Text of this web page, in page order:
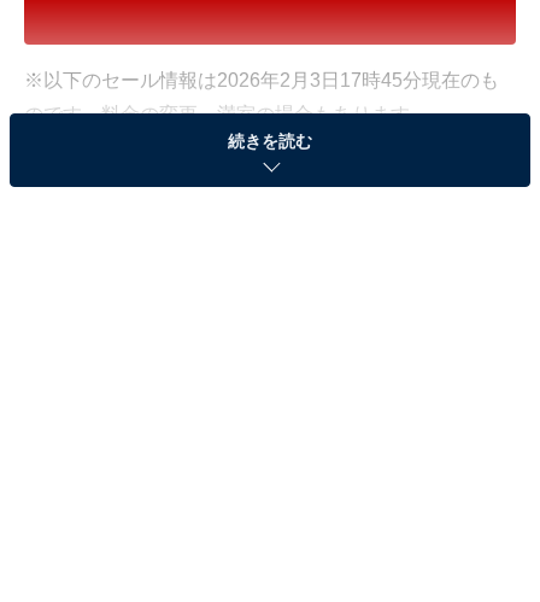
※以下のセール情報は2026年2月3日17時45分現在のも
のです。料金の変更、満室の場合もあります。
※本記事で紹介している商品の購入やサービスの利用により、売上の一部が
オールアバウトに還元されることがあります。
続きを読む